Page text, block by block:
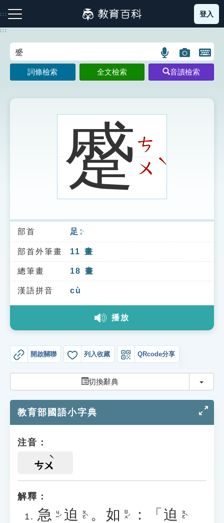
到
主
:::
注音索引圖示 筆畫索引圖示 部首索引表圖示
索引選單
知識索引
單字索引
生命大百科索引
教學應用
貓頭鷹博士
登入
:::
語
言
搜
示
圖
片
搜
開
鍵
圖
詞條檢索 全文檢索 音讀檢索
蹙ㄘ
ㄨˋ
部首 足 ㄗㄨˊ
部首外筆畫 11 畫
總筆畫 18 畫
漢語拼音 cù
播放
開啟關聯 列入收藏 QRcode分享
切換辭典 切換
教育部國語小字典
注音：
ㄘㄨ
解釋：
急 ㄐㄧˊ 迫 ㄆㄛˋ 。 如 ㄖㄨˊ ：「 迫 ㄆㄛˋ